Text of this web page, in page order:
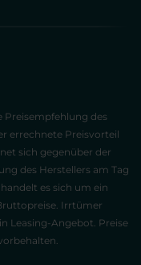
Preisempfehlung des
errechnete Preisvorteil
sich gegenüber der
des Herstellers am Tag
es sich um ein
Irrtümer
Leasing-Angebot. Preise